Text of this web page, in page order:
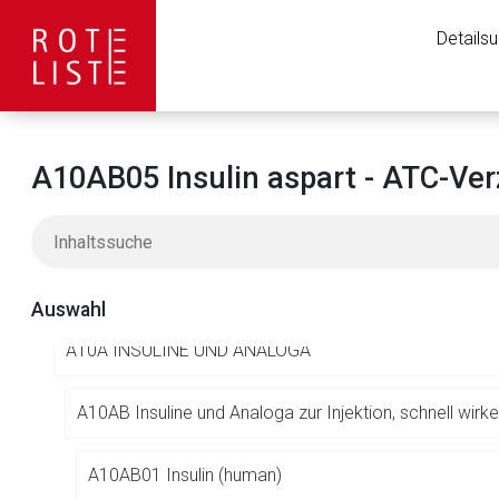
A10AB05 Insulin aspart - ATC-
Auswahl
A06 MITTEL GEGEN OBSTIPATION
A07 ANTIDIARRHOIKA UND INTESTINALE
A08 ANTIADIPOSITA, EXKL. DIÄTETIKA
A10A INSULINE UND ANALOGA
A10AB Insuline und Analoga zur Injektion, schnell
A10AB01 Insulin (human)
Aufruf einer